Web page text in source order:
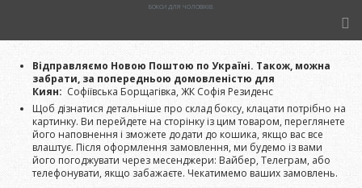
БОКСИ ДЛЯ ЧОЛОВІКІВ.
Відправляємо Новою Поштою по Україні. Також, можна
забрати, за попередньою домовленістю для
Киян: Софіївська Борщагівка, ЖК Софія Резиденс
Щоб дізнатися детальніше про склад боксу, клацати потрібно на
картинку. Ви перейдете на сторінку із цим товаром, переглянете
його наповнення і зможете додати до кошика, якщо вас все
влаштує. Після оформлення замовлення, ми будемо із вами
його погоджувати через месенджери: Вайбер, Телеграм, або
телефонувати, якщо забажаєте. Чекатимемо ваших замовлень.